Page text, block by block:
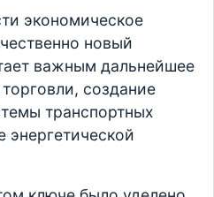
экономическое
новый
важным дальнейшее
создание
транспортных
энергетической